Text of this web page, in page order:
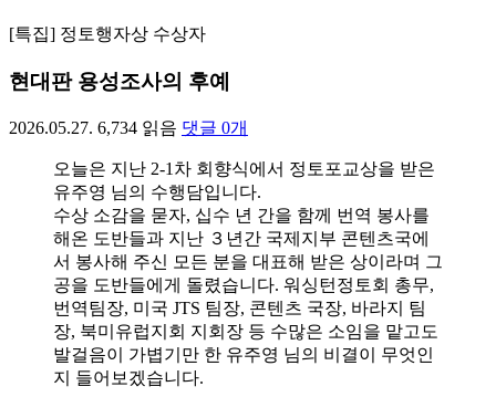
[특집] 정토행자상 수상자
현대판 용성조사의 후예
2026.05.27. 6,734 읽음 댓글 0개
오늘은 지난 2-1차 회향식에서 정토포교상을 받은
유주영 님의 수행담입니다.
수상 소감을 묻자, 십수 년 간을 함께 번역 봉사를
해온 도반들과 지난 ３년간 국제지부 콘텐츠국에
서 봉사해 주신 모든 분을 대표해 받은 상이라며 그
공을 도반들에게 돌렸습니다. 워싱턴정토회 총무,
번역팀장, 미국 JTS 팀장, 콘텐츠 국장, 바라지 팀
장, 북미유럽지회 지회장 등 수많은 소임을 맡고도
발걸음이 가볍기만 한 유주영 님의 비결이 무엇인
지 들어보겠습니다.